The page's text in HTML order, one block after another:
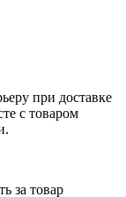
при доставке
с товаром
за товар